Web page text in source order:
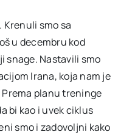
Krenuli smo sa
u decembru kod
snage. Nastavili smo
Irana, koja nam je
Prema planu treninge
bi kao i uvek ciklus
smo i zadovoljni kako